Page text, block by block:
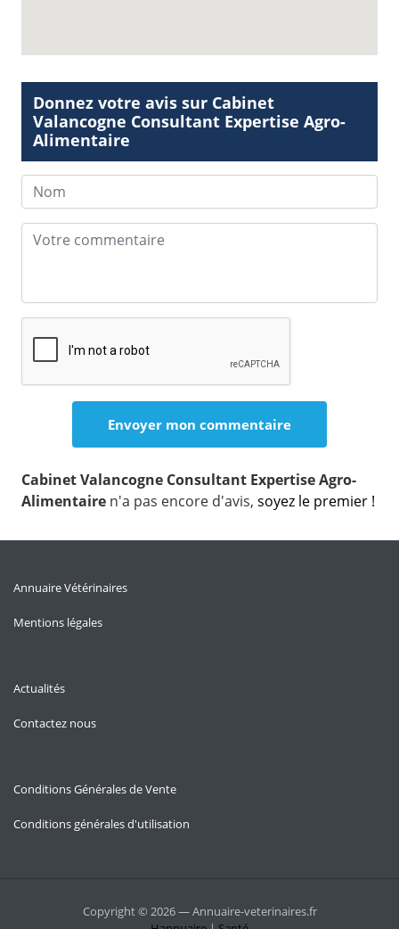
Donnez votre avis sur Cabinet
Valancogne Consultant Expertise Agro-
Alimentaire
Cabinet Valancogne Consultant Expertise Agro-
Alimentaire n'a pas encore d'avis, soyez le premier !
Annuaire Vétérinaires
Mentions légales
Actualités
Contactez nous
Conditions Générales de Vente
Conditions générales d'utilisation
Copyright © 2026 — Annuaire-veterinaires.fr